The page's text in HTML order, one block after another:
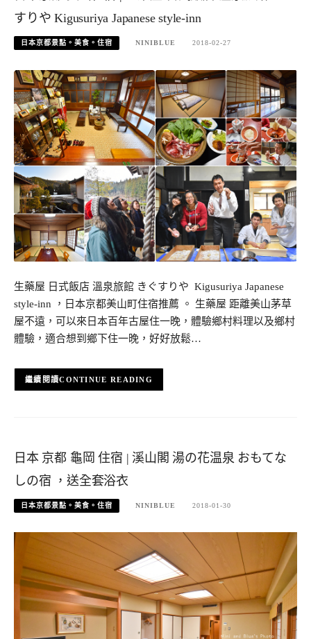
すりや Kigusuriya Japanese style-inn
日本京都景點。美食。住宿 NINIBLUE 2018-02-27
生藥屋 日式飯店 溫泉旅館 きぐすりや Kigusuriya Japanese
style-inn ，日本京都美山町住宿推薦 。 生藥屋 距離美山茅草
屋不遠，可以來日本百年古屋住一晚，體驗鄉村料理以及鄉村
體驗，適合想到鄉下住一晚，好好放鬆…
CONTINUE READING
日本 京都 龜岡 住宿 | 溪山閣 湯の花温泉 おもてな
しの宿 ，送全套浴衣
日本京都景點。美食。住宿 NINIBLUE 2018-01-30